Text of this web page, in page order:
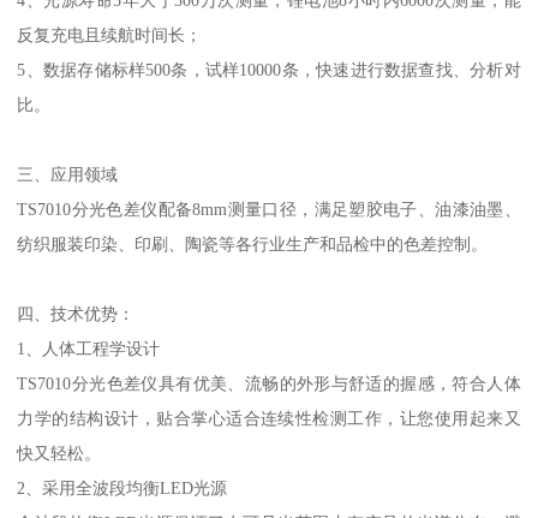
反复充电且续航时间长；
5、数据存储标样500条，试样10000条，快速进行数据查找、分析对
比。
三、应用领域
TS7010分光色差仪配备8mm测量口径，满足塑胶电子、油漆油墨、
纺织服装印染、印刷、陶瓷等各行业生产和品检中的色差控制。
四、技术优势：
1、人体工程学设计
TS7010分光色差仪具有优美、流畅的外形与舒适的握感，符合人体
力学的结构设计，贴合掌心适合连续性检测工作，让您使用起来又
快又轻松。
2、采用全波段均衡LED光源